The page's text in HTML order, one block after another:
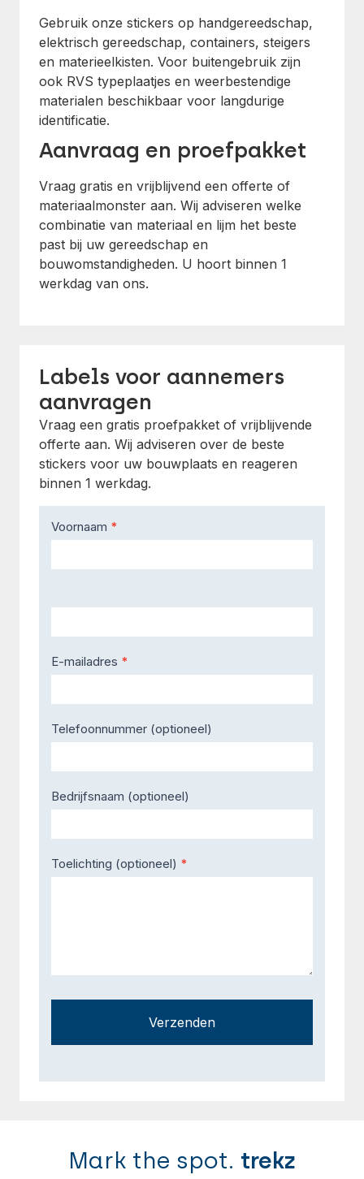
Gebruik onze stickers op handgereedschap,
elektrisch gereedschap, containers, steigers
en materieelkisten. Voor buitengebruik zijn
ook RVS typeplaatjes en weerbestendige
materialen beschikbaar voor langdurige
identificatie.
Aanvraag en proefpakket
Vraag gratis en vrijblijvend een offerte of
materiaalmonster aan. Wij adviseren welke
combinatie van materiaal en lijm het beste
past bij uw gereedschap en
bouwomstandigheden. U hoort binnen 1
werkdag van ons.
Labels voor aannemers
aanvragen
Vraag een gratis proefpakket of vrijblijvende
offerte aan. Wij adviseren over de beste
stickers voor uw bouwplaats en reageren
binnen 1 werkdag.
Contact
Us
Voornaam *
E-mailadres *
Telefoonnummer (optioneel)
Bedrijfsnaam (optioneel)
Toelichting (optioneel) *
Verzenden
Mark the spot. trekz